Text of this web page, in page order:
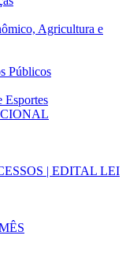
Agricultura e
Públicos
Esportes
| EDITAL LEI